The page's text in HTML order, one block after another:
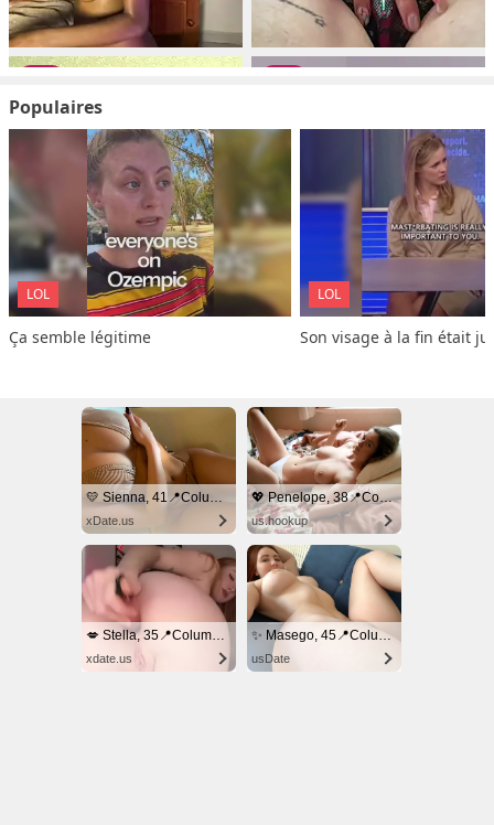
Populaires
LOL
Ça semble légitime
LOL
Son visage à la fin était